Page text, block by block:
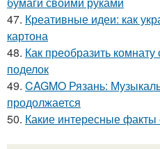
47. Креативные идеи: как
картона
48. Как преобразить
поделок
49. CAGMO Рязань:
продолжается
50. Какие интересные